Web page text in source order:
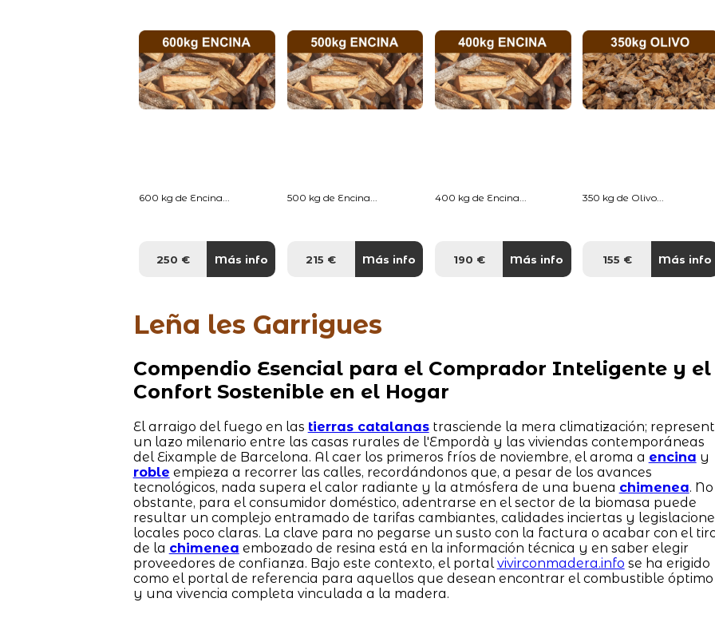
600 kg de Encina...
250 € Más info
500 kg de Encina...
215 € Más info
400 kg de Encina...
190 € Más info
350 kg de Olivo...
155 € Más info
Leña les Garrigues
Compendio Esencial para el Comprador Inteligente y el
Confort Sostenible en el Hogar
El arraigo del fuego en las tierras catalanastrasciende la mera climatización;
un lazo milenario entre las casas rurales de l'Empordà y las viviendas contemporáneas
del Eixample de Barcelona. Al caer los primeros fríos de noviembre, el aroma a encina y
roble empieza a recorrer las calles, recordándonos que, a pesar de los avances
tecnológicos, nada supera el calor radiante y la atmósfera de una buena chimenea. No
obstante, para el consumidor doméstico, adentrarse en el sector de la biomasa puede
resultar un complejo entramado de tarifas cambiantes, calidades inciertas y
locales poco claras. La clave para no pegarse un susto con la factura o acabar con el
de la chimenea embozado de resina está en la información técnica y en saber elegir
proveedores de confianza. Bajo este contexto, el portalvivirconmadera.info se ha erigido
como el portal de referencia para aquellos que desean encontrar el combustible óptimo
y una vivencia completa vinculada a la madera.